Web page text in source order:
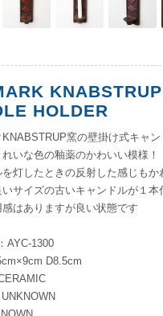
HOLDER
窯の壁掛け式キャン
いな色の釉薬のかわいい模様！
灯したときの反射した感じもか
サイズの古いキャンドルが１本
はありますが良い状態です
AYC-1300
D8.5cm